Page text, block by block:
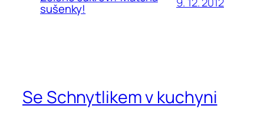
sušenky!
Se Schnytlikem v kuchyni